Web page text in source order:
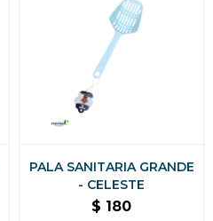
PALA SANITARIA GRANDE
- CELESTE
$ 180